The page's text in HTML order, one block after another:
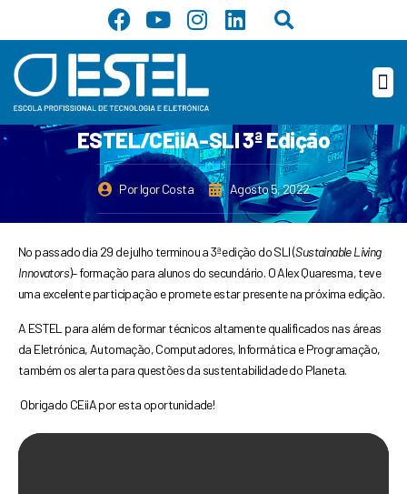
content
F
a
c
e
b
o
o
k
Y
o
u
t
u
b
e
I
n
t
a
g
r
a
m
L
i
d
i
n
ESTEL/CEiiA-SLI 3ª Edição
PorIgor Costa Agosto 5, 2022
No passado dia 29 de julho terminou a 3ª edição do SLI (Sustainable Living
Innovators)– formação para alunos do secundário. O Alex Quaresma, teve
uma excelente participação e promete estar presente na próxima edição.
A ESTEL para além de formar técnicos altamente qualificados nas áreas
da Eletrónica, Automação, Computadores, Informática e Programação,
também os alerta para questões da sustentabilidade do Planeta.
Obrigado CEiiA por esta oportunidade!